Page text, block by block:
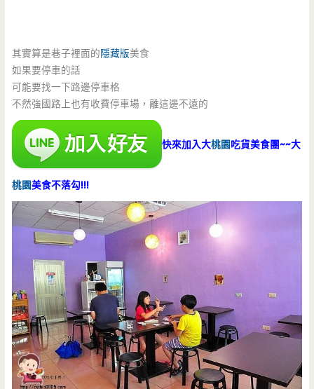
其實算是巷子裡面的隱藏版美食
如果要停車的話
可能要找一下路邊停車格
不然強國路上也有收費停車場，離這邊不遠的
快來加入大桃園吃貨美食團~~大
桃園美食不落勾!!!